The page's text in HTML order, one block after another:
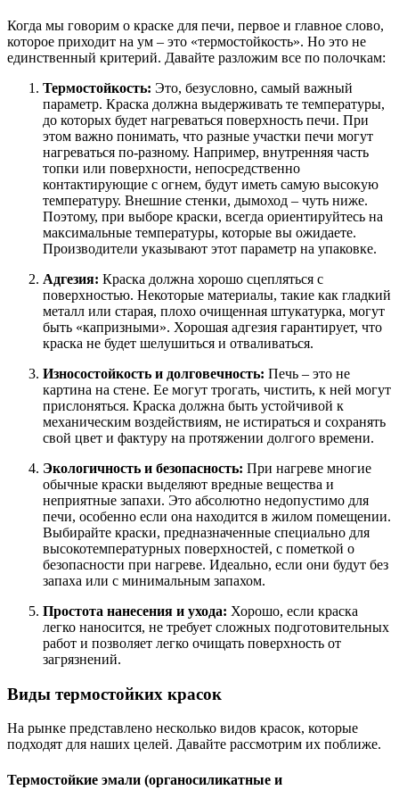
Когда мы говорим о краске для печи, первое и главное слово,
которое приходит на ум – это «термостойкость». Но это не
единственный критерий. Давайте разложим все по полочкам:
Термостойкость: Это, безусловно, самый важный
параметр. Краска должна выдерживать те температуры,
до которых будет нагреваться поверхность печи. При
этом важно понимать, что разные участки печи могут
нагреваться по-разному. Например, внутренняя часть
топки или поверхности, непосредственно
контактирующие с огнем, будут иметь самую высокую
температуру. Внешние стенки, дымоход – чуть ниже.
Поэтому, при выборе краски, всегда ориентируйтесь на
максимальные температуры, которые вы ожидаете.
Производители указывают этот параметр на упаковке.
Адгезия: Краска должна хорошо сцепляться с
поверхностью. Некоторые материалы, такие как гладкий
металл или старая, плохо очищенная штукатурка, могут
быть «капризными». Хорошая адгезия гарантирует, что
краска не будет шелушиться и отваливаться.
Износостойкость и долговечность: Печь – это не
картина на стене. Ее могут трогать, чистить, к ней могут
прислоняться. Краска должна быть устойчивой к
механическим воздействиям, не истираться и сохранять
свой цвет и фактуру на протяжении долгого времени.
Экологичность и безопасность: При нагреве многие
обычные краски выделяют вредные вещества и
неприятные запахи. Это абсолютно недопустимо для
печи, особенно если она находится в жилом помещении.
Выбирайте краски, предназначенные специально для
высокотемпературных поверхностей, с пометкой о
безопасности при нагреве. Идеально, если они будут без
запаха или с минимальным запахом.
Простота нанесения и ухода: Хорошо, если краска
легко наносится, не требует сложных подготовительных
работ и позволяет легко очищать поверхность от
загрязнений.
Виды термостойких красок
На рынке представлено несколько видов красок, которые
подходят для наших целей. Давайте рассмотрим их поближе.
Термостойкие эмали (органосиликатные и